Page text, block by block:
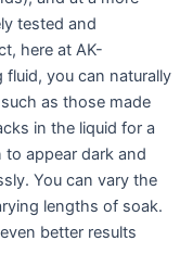
tested and
here at AK-
fluid, you can naturally
as those made
in the liquid for a
appear dark and
You can vary the
lengths of soak.
better results